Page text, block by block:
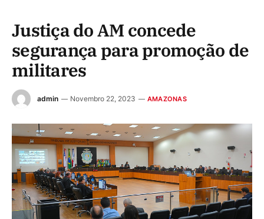
Justiça do AM concede
segurança para promoção de
militares
admin Novembro 22, 2023 AMAZONAS